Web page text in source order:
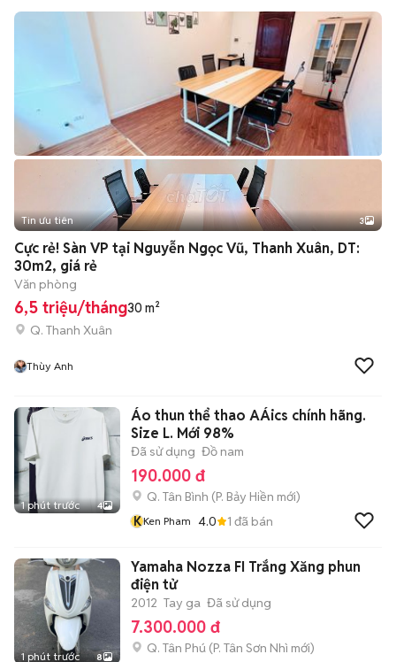
Tin ưu tiên 3
Cực rẻ! Sàn VP tại Nguyễn Ngọc Vũ, Thanh Xuân, DT:
30m2, giá rẻ
Văn phòng
6,5 triệu/tháng30 m²
Q. Thanh Xuân
Thùy Anh
1 phút trước 4
Áo thun thể thao AÁics chính hãng.
Size L. Mới 98%
Đã sử dụng Đồ nam
190.000 đ
Q. Tân Bình (P. Bảy Hiền mới)
KKen Pham 4.0 1 đã bán
1 phút trước 8
Yamaha Nozza FI Trắng Xăng phun
điện tử
2012 Tay ga Đã sử dụng
7.300.000 đ
Q. Tân Phú (P. Tân Sơn Nhì mới)